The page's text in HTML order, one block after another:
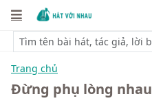
Trang chủ
Đừng phụ lòng nhau